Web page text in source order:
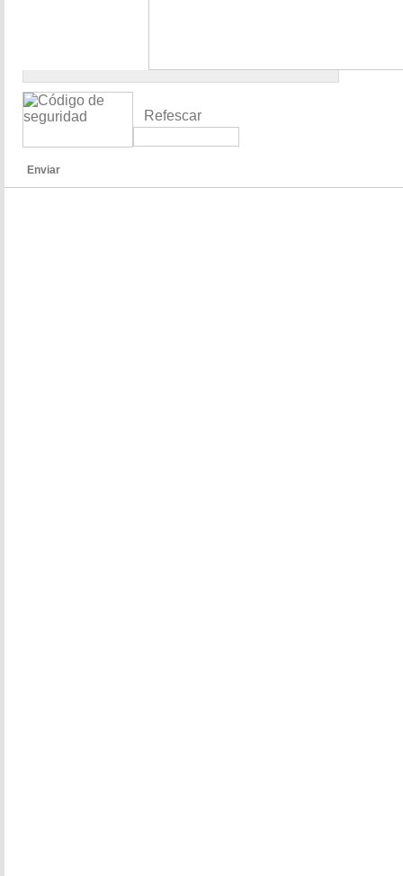
Refescar
Enviar